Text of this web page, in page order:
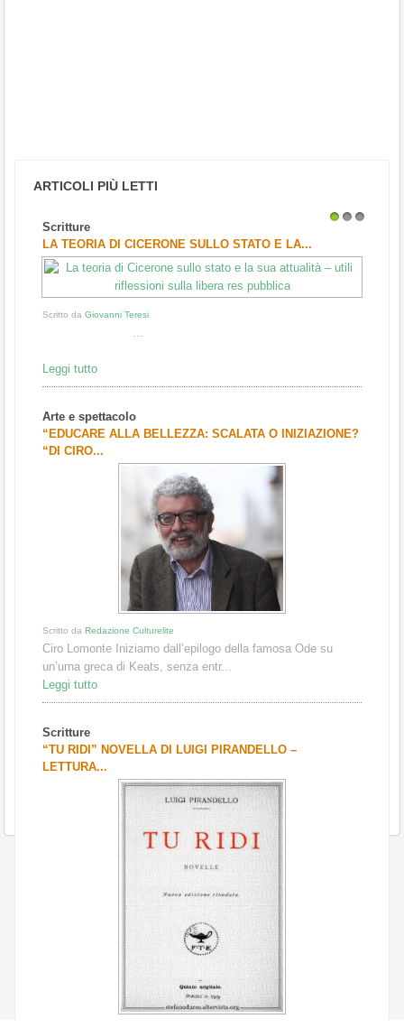
ARTICOLI PIÙ LETTI
Scritture
LA TEORIA DI CICERONE SULLO STATO E LA...
Scritto da Giovanni Teresi
Leggi tutto
Arte e spettacolo
“EDUCARE ALLA BELLEZZA: SCALATA O INIZIAZIONE?
“DI CIRO...
Scritto da Redazione Culturelite
Ciro Lomonte Iniziamo dall’epilogo della famosa Ode su
un’urna greca di Keats, senza entr...
Leggi tutto
Scritture
“TU RIDI” NOVELLA DI LUIGI PIRANDELLO –
LETTURA...